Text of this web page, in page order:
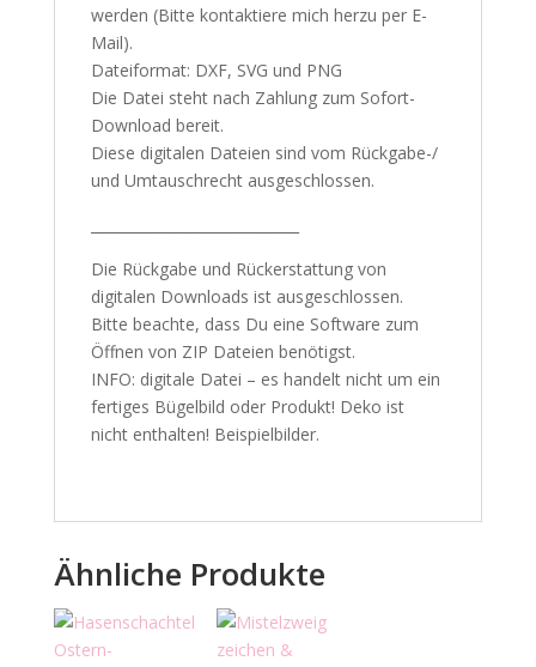
werden (Bitte kontaktiere mich herzu per E-
Mail).
Dateiformat: DXF, SVG und PNG
Die Datei steht nach Zahlung zum Sofort-
Download bereit.
Diese digitalen Dateien sind vom Rückgabe-/
und Umtauschrecht ausgeschlossen.
Die Rückgabe und Rückerstattung von
digitalen Downloads ist ausgeschlossen.
Bitte beachte, dass Du eine Software zum
Öffnen von ZIP Dateien benötigst.
INFO: digitale Datei – es handelt nicht um ein
fertiges Bügelbild oder Produkt! Deko ist
nicht enthalten! Beispielbilder.
Ähnliche Produkte